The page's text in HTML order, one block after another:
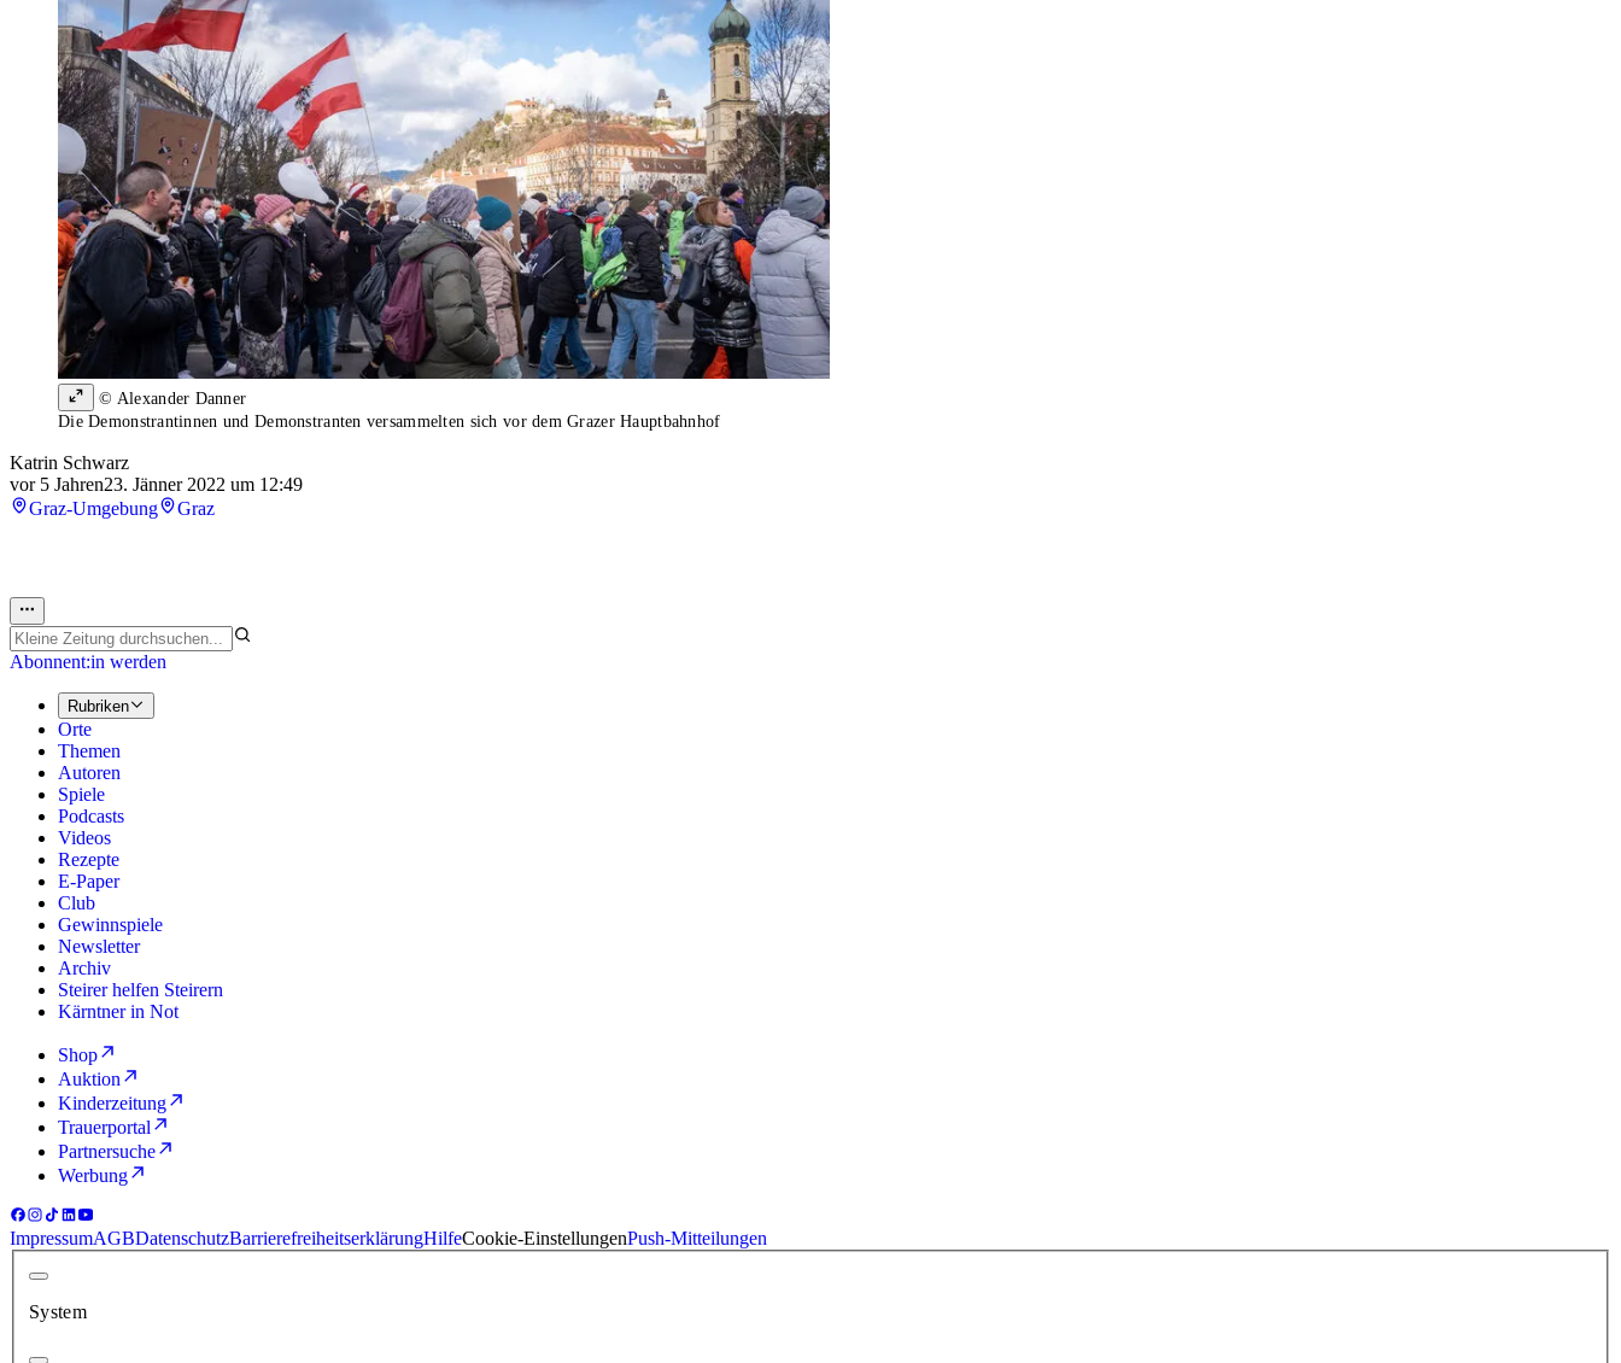
© Alexander Danner
Die Demonstrantinnen und Demonstranten versammelten sich vor dem Grazer Hauptbahnhof
Katrin Schwarz
vor 5 Jahren23. Jänner 2022 um 12:49
Graz-Umgebung
Graz
Abonnent:in werden
Rubriken
Orte
Themen
Autoren
Spiele
Podcasts
Videos
Rezepte
E-Paper
Club
Gewinnspiele
Newsletter
Archiv
Steirer helfen Steirern
Kärntner in Not
Shop
Auktion
Kinderzeitung
Trauerportal
Partnersuche
Werbung
ImpressumAGBDatenschutzBarrierefreiheitserklärungHilfeCookie-EinstellungenPush-Mitteilungen
System